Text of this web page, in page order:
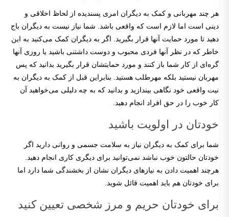
هر چند مهربانی و کمک به دیگران امری پسندیده از لحاظ اخلاقی و
دینی است اما لازم است که واقعی باشد. شما نیاز نیست به دیگران باج
دهید تا مورد حمایت آنها قرار بگیرید. اگر به دیگران کمک می‌کنید به این
خاطر که در نظر آنها فردی محبوب و دوست داشتنی باشید یا روزی آنها
گره‌ای از کار شما باز کنند و مورد حمایتشان قرار بگیرید بدانید که پس
مهربان نیستید بلکه مهرطلب هستید. بنابراین قبل از کمک به دیگران به
نیت واقعی خود نگاهی بیندازید و بدانید که به چه دلیلی می‌خواهید آن
کار خوب را در حق افراد انجام دهید.
خودتان در اولویت باشید
شما برای کمک به دیگران نیاز به سلامت جسمی و روانی دارید اگر
خودتان حالتون خوب نباشد نمی‌توانید برای دیگری کاری انجام دهید.
هرچند اهمیت دادن به نیازهای دیگران نشان از بخشندگی شما دارد اما
برای خودتان هم باید اهمیت قائل شوید.
برای خودتان حریم و مرز شخصی تعیین کنید